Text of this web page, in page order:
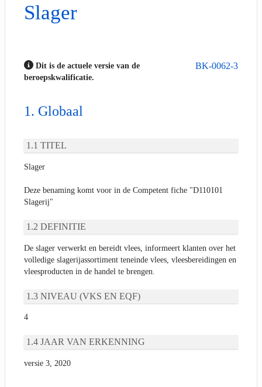
Slager
BK-0062-3
Dit is de actuele versie van de
beroepskwalificatie.
Globaal
TITEL
Slager
Deze benaming komt voor in de Competent fiche "D110101
Slagerij"
DEFINITIE
De slager verwerkt en bereidt vlees, informeert klanten over het
volledige slagerijassortiment teneinde vlees, vleesbereidingen en
vleesproducten in de handel te brengen.
NIVEAU (VKS EN EQF)
4
JAAR VAN ERKENNING
versie 3, 2020